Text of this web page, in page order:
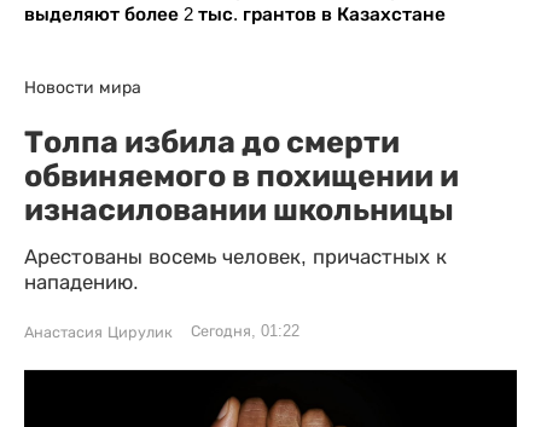
выделяют более 2 тыс. грантов в Казахстане
Новости мира
Толпа избила до смерти
обвиняемого в похищении и
изнасиловании школьницы
Арестованы восемь человек, причастных к
нападению.
Анастасия Цирулик Сегодня, 01:22